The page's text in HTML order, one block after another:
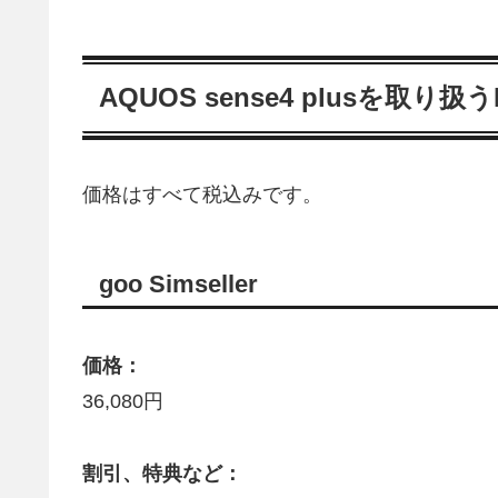
AQUOS sense4 plusを取り扱
価格はすべて税込みです。
goo Simseller
価格：
36,080円
割引、特典など：